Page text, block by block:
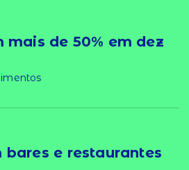
mais de 50% em dez
e restaurantes